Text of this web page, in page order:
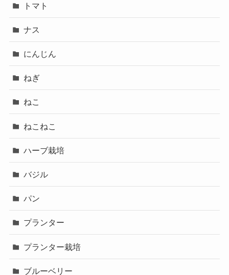
トマト
ナス
にんじん
ねぎ
ねこ
ねこねこ
ハーブ栽培
バジル
パン
プランター
プランター栽培
ブルーベリー